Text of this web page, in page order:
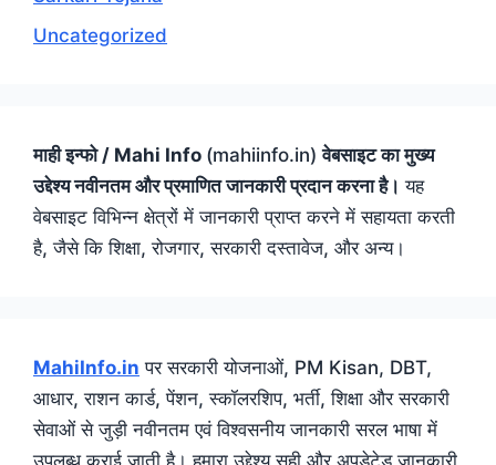
Uncategorized
माही इन्फो / Mahi Info (mahiinfo.in)वेबसाइट का मुख्य
उद्देश्य नवीनतम और प्रमाणित जानकारी प्रदान करना है। यह
वेबसाइट विभिन्न क्षेत्रों में जानकारी प्राप्त करने में सहायता करती
है, जैसे कि शिक्षा, रोजगार, सरकारी दस्तावेज, और अन्य।
MahiInfo.in पर सरकारी योजनाओं, PM Kisan, DBT,
आधार, राशन कार्ड, पेंशन, स्कॉलरशिप, भर्ती, शिक्षा और सरकारी
सेवाओं से जुड़ी नवीनतम एवं विश्वसनीय जानकारी सरल भाषा में